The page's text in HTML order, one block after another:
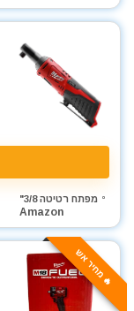
מפתח רטיטה 3/8"
Amazon
🔥 מחיר אש